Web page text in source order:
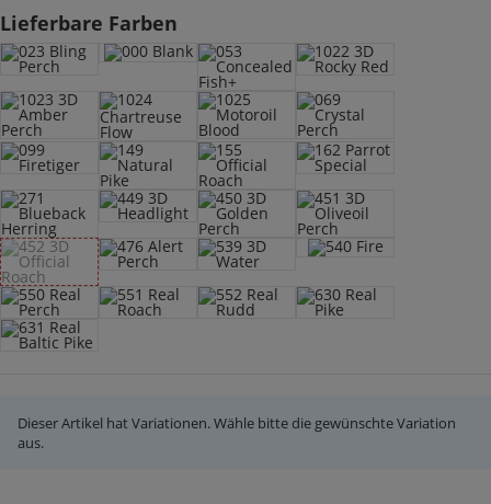
Lieferbare Farben
000 Blank
053 Concealed Fish+
1022 3D Rocky Red
1023 3D Amber Perch1024 Chartreuse Flow1025 Motoroil Blood069 Crystal Perch
099 Firetiger
149 Natural Pike155 Official Roach
162 Parrot Special
271 Blueback Herring
449 3D Headlight
450 3D Golden Perch451 3D Oliveoil Perch
452 3D Official Roach
- Deine Auswahl ist leider nicht verfügbar.
540 Fire
550 Real Perch
Dieser Artikel hat Variationen. Wähle bitte die gewünschte Variation
aus.